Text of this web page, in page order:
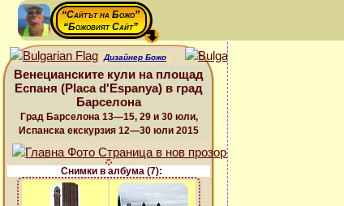
“Сайтът на Божо”
“Божовият Сайт”
Дизайнер Божо
Венецианските кули на площад
Еспаня (Placa d'Espanya) в град
Барселона
Град Барселона 13—15, 29 и 30 юли,
Испанска екскурзия 12—30 юли 2015
Снимки в албума (7):